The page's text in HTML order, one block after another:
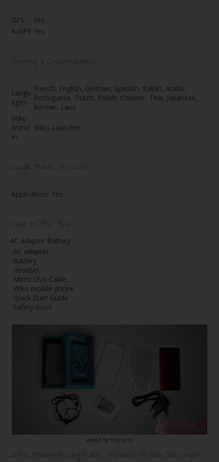
GPS
Yes
A-GPS Yes
Tommy 3 Customization
Langu
ages
French, English, German, Spanish, Italian, Arabic,
Portuguese, Dutch, Polish, Chinese, Thai, Japanese,
Korean, Laos
Wiko
featur
es
Wiko Launcher
Google Mobile Services
Applications Yes
What In The Box
AC adapter Battery
AC adapter
Battery
Headset
Micro USB Cable
Wiko mobile phone
Quick Start Guide
Safety Book
WHAT IN THE BOX
Untuk Maklumat Lanjut dan Promosi Terkini Sila Layari: